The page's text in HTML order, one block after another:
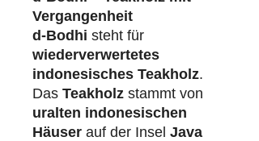
Vergangenheit
d-Bodhi steht für
wiederverwertetes
indonesisches Teakholz.
Das Teakholz stammt von
uralten indonesischen
Häuser auf der Insel Java